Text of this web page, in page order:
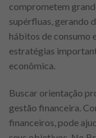
comprometem
supérfluas, gerando
hábitos de consumo
estratégias
econômica.
Buscar orientação
gestão financeira.
financeiros, pode